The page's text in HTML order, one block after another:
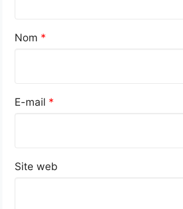
Nom *
E-mail *
Site web